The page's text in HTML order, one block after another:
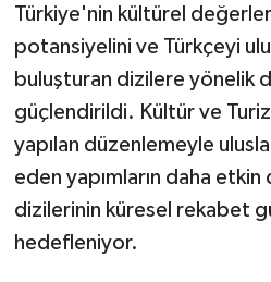
Türkiye'nin kültürel
potansiyelini ve Türkçeyi
buluşturan dizilere yönelik
güçlendirildi. Kültür ve
yapılan düzenlemeyle
eden yapımların daha
dizilerinin küresel rekabet
hedefleniyor.